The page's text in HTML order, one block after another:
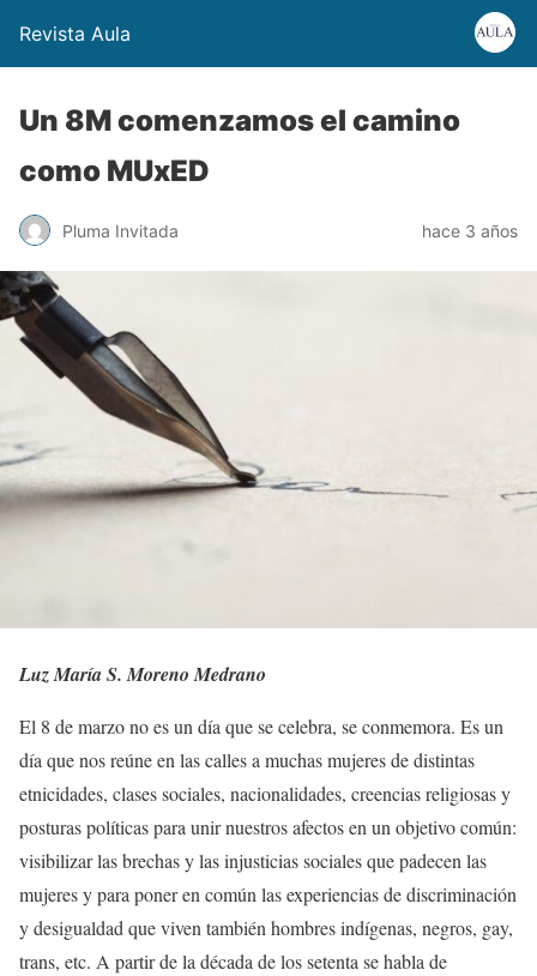
Revista Aula
Un 8M comenzamos el camino
como MUxED
Pluma Invitada hace 3 años
Luz María S. Moreno Medrano
El 8 de marzo no es un día que se celebra, se conmemora. Es un
día que nos reúne en las calles a muchas mujeres de distintas
etnicidades, clases sociales, nacionalidades, creencias religiosas y
posturas políticas para unir nuestros afectos en un objetivo común:
visibilizar las brechas y las injusticias sociales que padecen las
mujeres y para poner en común las experiencias de discriminación
y desigualdad que viven también hombres indígenas, negros, gay,
trans, etc. A partir de la década de los setenta se habla de